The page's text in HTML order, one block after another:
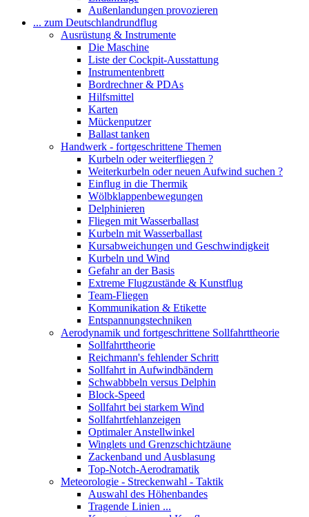
Außenlandungen provozieren
... zum Deutschlandrundflug
Ausrüstung & Instrumente
Die Maschine
Liste der Cockpit-Ausstattung
Instrumentenbrett
Bordrechner & PDAs
Hilfsmittel
Karten
Mückenputzer
Ballast tanken
Handwerk - fortgeschrittene Themen
Kurbeln oder weiterfliegen ?
Weiterkurbeln oder neuen Aufwind suchen ?
Einflug in die Thermik
Wölbklappenbewegungen
Delphinieren
Fliegen mit Wasserballast
Kurbeln mit Wasserballast
Kursabweichungen und Geschwindigkeit
Kurbeln und Wind
Gefahr an der Basis
Extreme Flugzustände & Kunstflug
Team-Fliegen
Kommunikation & Etikette
Entspannungstechniken
Aerodynamik und fortgeschrittene Sollfahrttheorie
Sollfahrttheorie
Reichmann's fehlender Schritt
Sollfahrt in Aufwindbändern
Schwabbbeln versus Delphin
Block-Speed
Sollfahrt bei starkem Wind
Sollfahrtfehlanzeigen
Optimaler Anstellwinkel
Winglets und Grenzschichtzäune
Zackenband und Ausblasung
Top-Notch-Aerodramatik
Meteorologie - Streckenwahl - Taktik
Auswahl des Höhenbandes
Tragende Linien ...